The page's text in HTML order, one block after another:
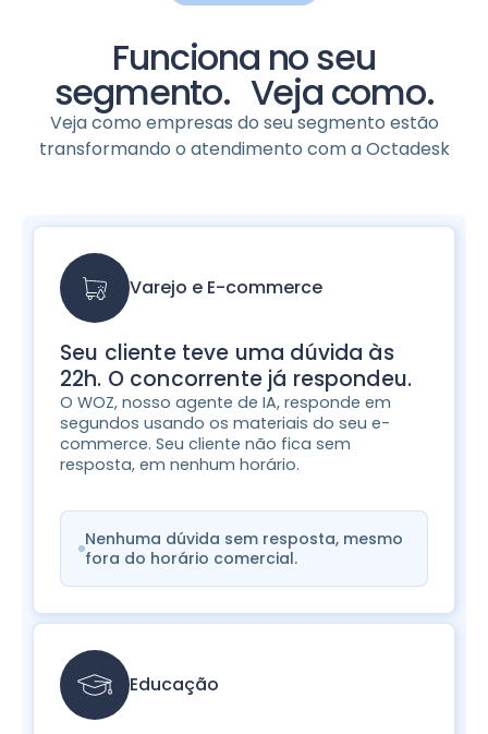
Funciona no seu
segmento. Veja como.
Veja como empresas do seu segmento estão
transformando o atendimento com a Octadesk
Varejo e E-commerce
Seu cliente teve uma dúvida às
22h. O concorrente já respondeu.
O WOZ, nosso agente de IA, responde em
segundos usando os materiais do seu e-
commerce. Seu cliente não fica sem
resposta, em nenhum horário.
Nenhuma dúvida sem resposta, mesmo
fora do horário comercial.
Educação